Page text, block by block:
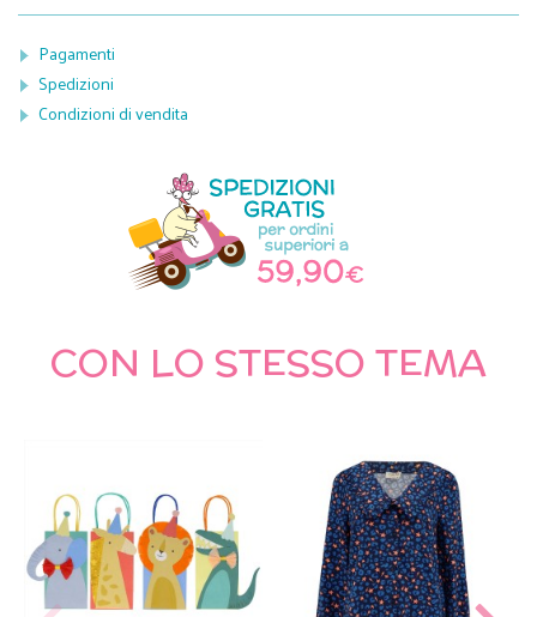
Pagamenti
Spedizioni
Condizioni di vendita
CON LO STESSO TEMA